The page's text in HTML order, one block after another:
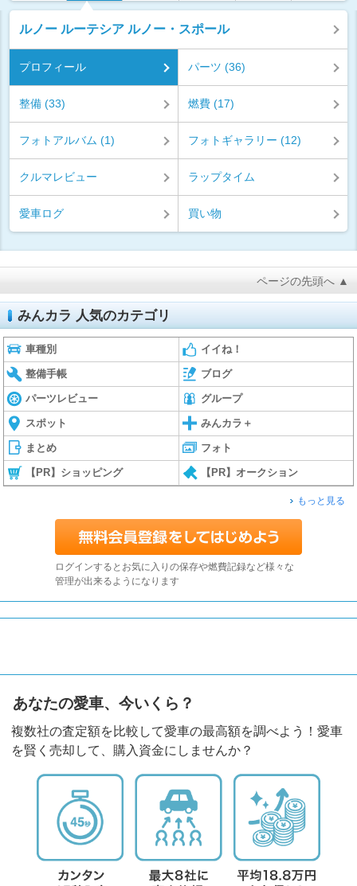
ルノー ルーテシア ルノー・スポール
プロフィール パーツ (36)
整備 (33) 燃費 (17)
フォトアルバム (1) フォトギャラリー (12)
クルマレビュー ラップタイム
愛車ログ 買い物
ページの先頭へ ▲
みんカラ 人気のカテゴリ
車種別 イイね！
整備手帳 ブログ
パーツレビュー グループ
スポット みんカラ＋
まとめ フォト
【PR】ショッピング 【PR】オークション
もっと見る
ログインするとお気に入りの保存や燃費記録など様々な
管理が出来るようになります
あなたの愛車、今いくら？
複数社の査定額を比較して愛車の最高額を調べよう！愛車
を賢く売却して、購入資金にしませんか？